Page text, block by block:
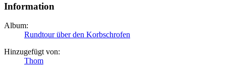
Information
Album:
Rundtour über den Korbschrofen
Hinzugefügt von:
Thom